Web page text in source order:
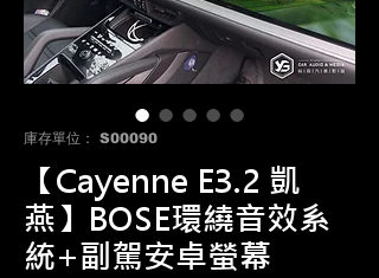
庫存單位： S00090
【Cayenne E3.2 凱
燕】BOSE環繞音效系
統+副駕安卓螢幕